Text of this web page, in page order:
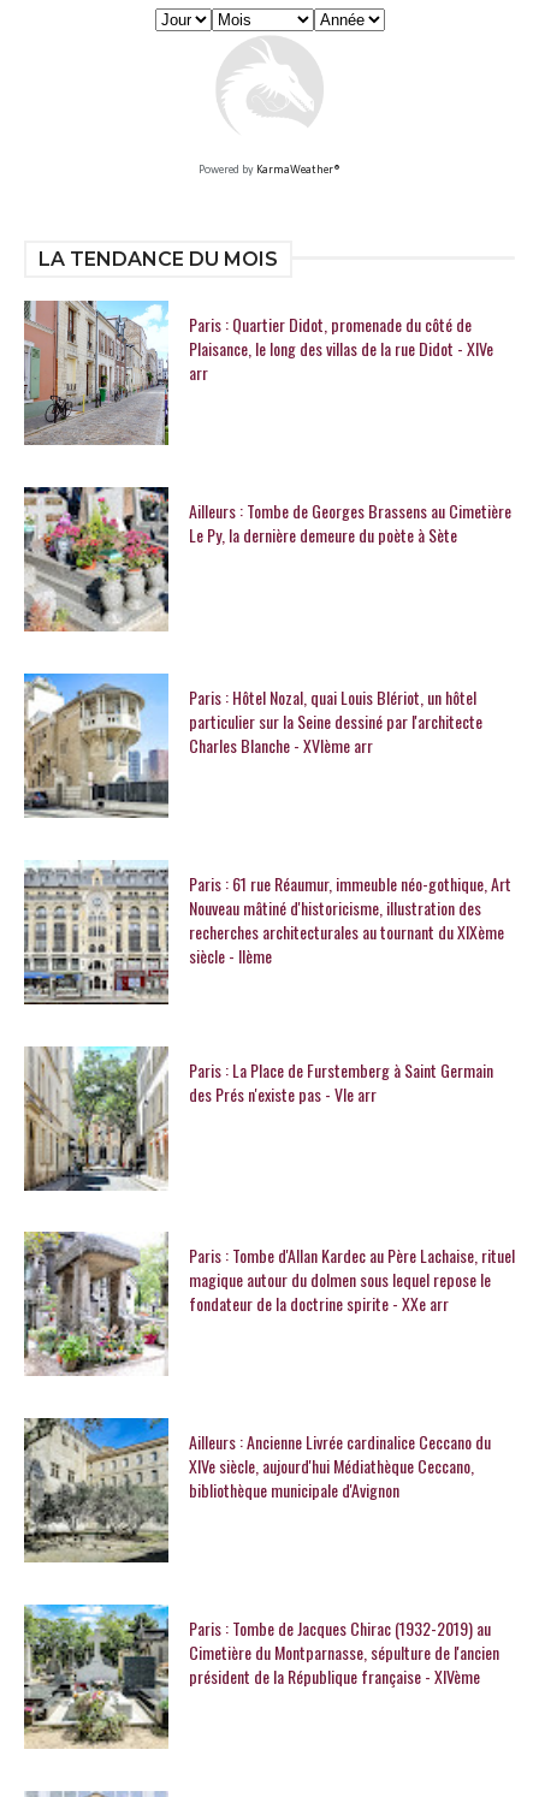
Powered by KarmaWeather®
LA TENDANCE DU MOIS
Paris : Quartier Didot, promenade du côté de
Plaisance, le long des villas de la rue Didot - XIVe
arr
Ailleurs : Tombe de Georges Brassens au Cimetière
Le Py, la dernière demeure du poète à Sète
Paris : Hôtel Nozal, quai Louis Blériot, un hôtel
particulier sur la Seine dessiné par l'architecte
Charles Blanche - XVIème arr
Paris : 61 rue Réaumur, immeuble néo-gothique, Art
Nouveau mâtiné d'historicisme, illustration des
recherches architecturales au tournant du XIXème
siècle - IIème
Paris : La Place de Furstemberg à Saint Germain
des Prés n'existe pas - VIe arr
Paris : Tombe d'Allan Kardec au Père Lachaise, rituel
magique autour du dolmen sous lequel repose le
fondateur de la doctrine spirite - XXe arr
Ailleurs : Ancienne Livrée cardinalice Ceccano du
XIVe siècle, aujourd'hui Médiathèque Ceccano,
bibliothèque municipale d'Avignon
Paris : Tombe de Jacques Chirac (1932-2019) au
Cimetière du Montparnasse, sépulture de l'ancien
président de la République française - XIVème